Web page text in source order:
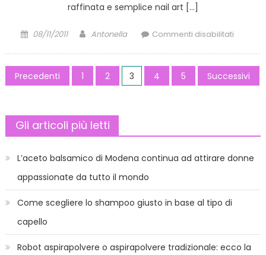
raffinata e semplice nail art […]
Posted
08/11/2011 Author
Antonella Commenti disabilitatisu
Nail
art
Paginazione
articoli
Precedenti 1 2 3 4 5 Successivi
Gli articoli più letti
L’aceto balsamico di Modena continua ad attirare donne
appassionate da tutto il mondo
Come scegliere lo shampoo giusto in base al tipo di
capello
Robot aspirapolvere o aspirapolvere tradizionale: ecco la